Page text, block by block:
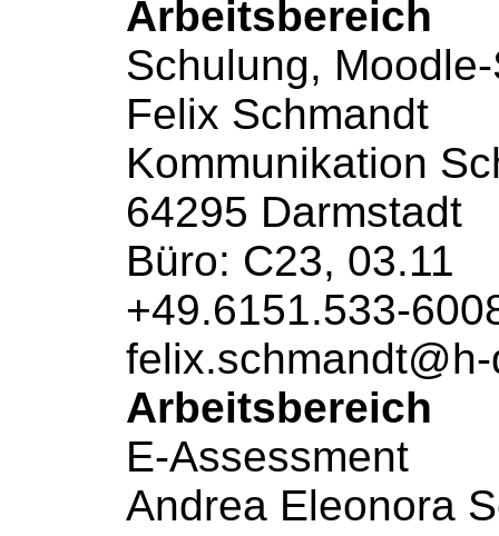
Arbeitsbereich
Schulung,
Felix Schmandt
Kommunikation
64295 Darmstadt
Büro: C23, 03.11
+49.6151.533-
Arbeitsbereich
E-Assessment
Andrea Eleonora